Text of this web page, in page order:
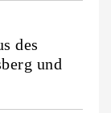
des
und